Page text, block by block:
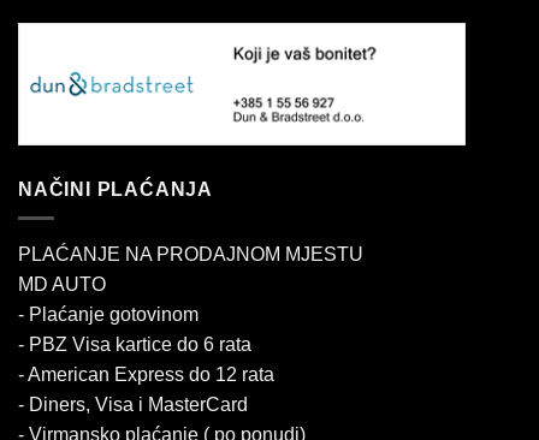
NAČINI PLAĆANJA
PLAĆANJE NA PRODAJNOM MJESTU
MD AUTO
- Plaćanje gotovinom
- PBZ Visa kartice do 6 rata
- American Express do 12 rata
- Diners, Visa i MasterCard
- Virmansko plaćanje ( po ponudi)